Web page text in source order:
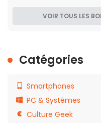
VOIR TOUS LES
Catégories
Smartphones
PC & Systèmes
Culture Geek